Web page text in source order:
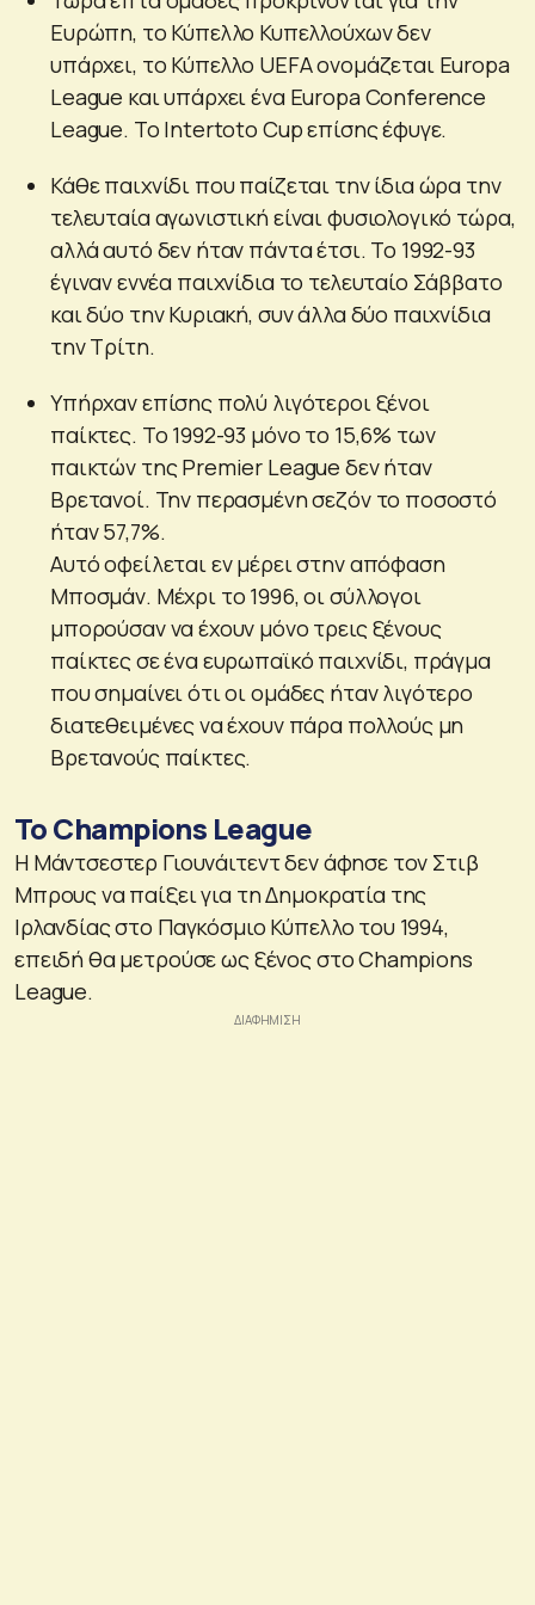
Ευρώπη, το Κύπελλο Κυπελλούχων δεν
υπάρχει, το Κύπελλο UEFA ονομάζεται Europa
League και υπάρχει ένα Europa Conference
League. Το Intertoto Cup επίσης έφυγε.
Κάθε παιχνίδι που παίζεται την ίδια ώρα την
τελευταία αγωνιστική είναι φυσιολογικό τώρα,
αλλά αυτό δεν ήταν πάντα έτσι. Το 1992-93
έγιναν εννέα παιχνίδια το τελευταίο Σάββατο
και δύο την Κυριακή, συν άλλα δύο παιχνίδια
την Τρίτη.
Υπήρχαν επίσης πολύ λιγότεροι ξένοι
παίκτες. Το 1992-93 μόνο το 15,6% των
παικτών της Premier League δεν ήταν
Βρετανοί. Την περασμένη σεζόν το ποσοστό
ήταν 57,7%.
Αυτό οφείλεται εν μέρει στην απόφαση
Μποσμάν. Μέχρι το 1996, οι σύλλογοι
μπορούσαν να έχουν μόνο τρεις ξένους
παίκτες σε ένα ευρωπαϊκό παιχνίδι, πράγμα
που σημαίνει ότι οι ομάδες ήταν λιγότερο
διατεθειμένες να έχουν πάρα πολλούς μη
Βρετανούς παίκτες.
Το Champions League
Η Μάντσεστερ Γιουνάιτεντ δεν άφησε τον Στιβ
Μπρους να παίξει για τη Δημοκρατία της
Ιρλανδίας στο Παγκόσμιο Κύπελλο του 1994,
επειδή θα μετρούσε ως ξένος στο Champions
League.